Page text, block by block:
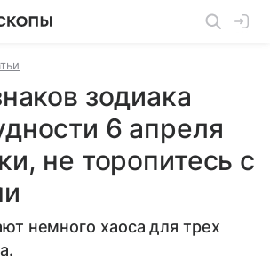
зодиака
6 апреля
не торопитесь с
немного хаоса для трех